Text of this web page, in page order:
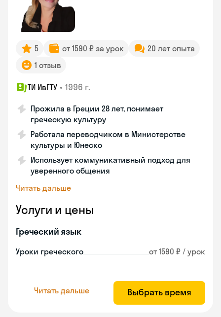
5 от 1590 ₽ за урок
20 лет опыта
1 отзыв
ТИ ИвГТУ • 1996 г.
Прожила в Греции 28 лет, понимает
греческую культуру
Работала переводчиком в Министерстве
культуры и Юнеско
Использует коммуникативный подход для
уверенного общения
Читать дальше
Услуги и цены
Греческий язык
Уроки греческого от 1590 ₽ / урок
Читать дальше Выбрать время